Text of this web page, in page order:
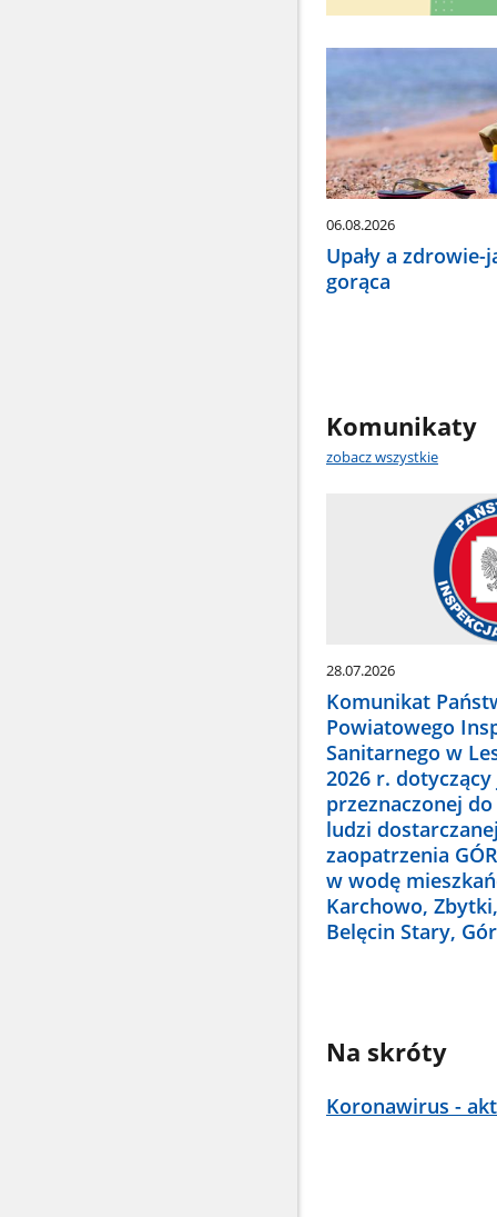
06.08.2026
Upały a
gorąca
Komunikaty
zobacz wszystkie
28.07.2026
Komunikat
Powiatowego
Sanitarnego w
2026 r.
przeznaczonej
ludzi
zaopatrzenia
w wodę
Karchowo,
Belęcin Stary,
Na skróty
Koronawirus -